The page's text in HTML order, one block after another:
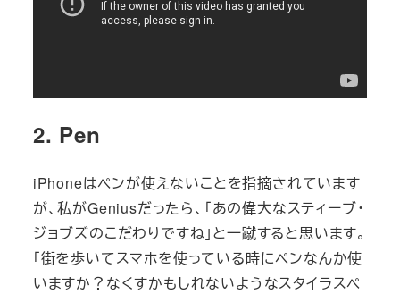
2. Pen
iPhoneはペンが使えないことを指摘されています
が、私がGeniusだったら、「あの偉大なスティーブ・
ジョブズのこだわりですね」と一蹴すると思います。
「街を歩いてスマホを使っている時にペンなんか使
いますか？なくすかもしれないようなスタイラスペ